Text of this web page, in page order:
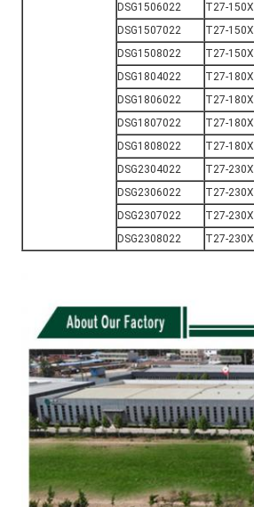
DSG1506022
T27-
DSG1507022
T27-
DSG1508022
T27-
DSG1804022
T27-
DSG1806022
T27-
DSG1807022
T27-
DSG1808022
T27-
DSG2304022
T27-
DSG2306022
T27-
DSG2307022
T27-
DSG2308022
T27-